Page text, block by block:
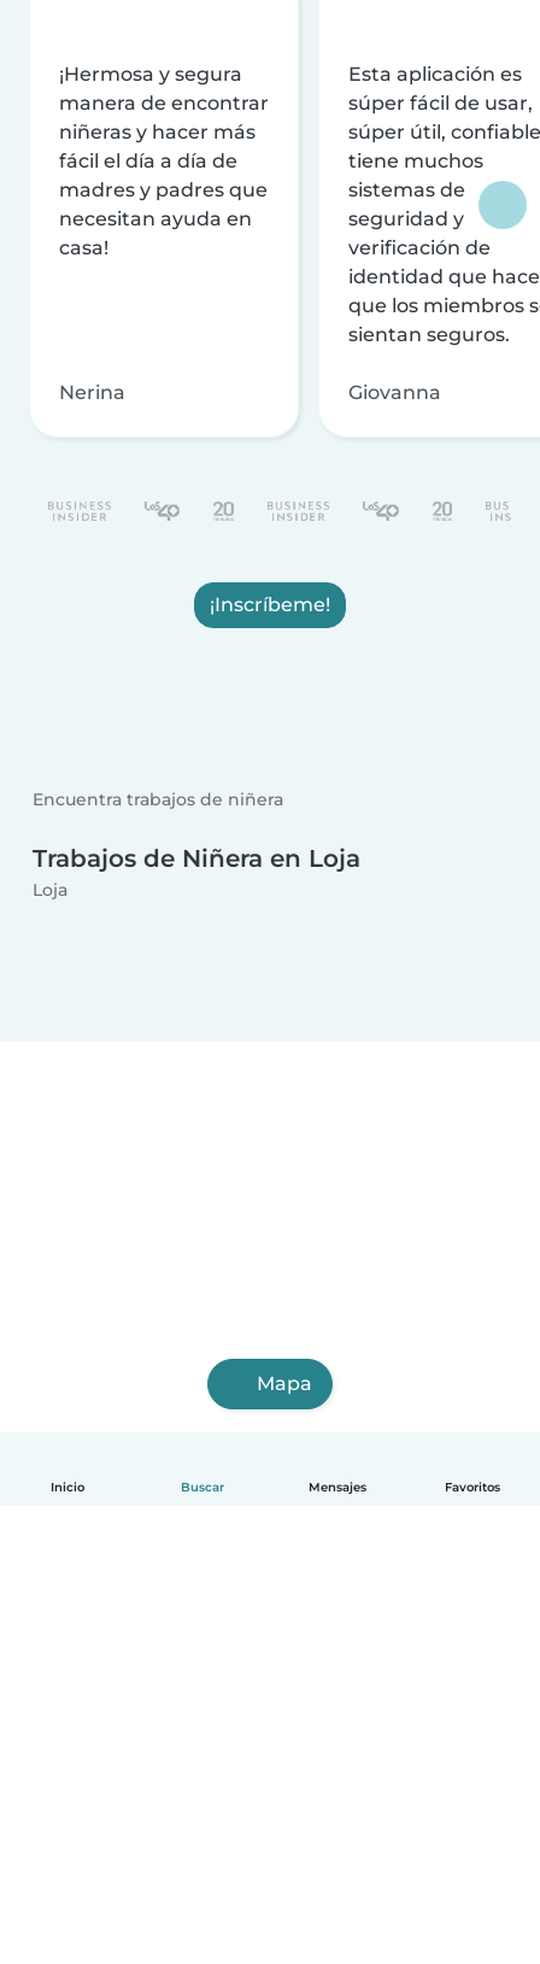
Inicio Buscar Mensajes Favoritos
¡Hermosa y segura
manera de encontrar
niñeras y hacer más
fácil el día a día de
madres y padres que
necesitan ayuda en
casa!
Nerina
Esta aplicación es
súper fácil de usar,
súper útil,
tiene muchos
sistemas de
seguridad y
verificación de
identidad que
que los miembros
sientan seguros.
Giovanna
¡Inscríbeme!
Encuentra trabajos de niñera
Trabajos de Niñera en Loja
Loja
Mapa